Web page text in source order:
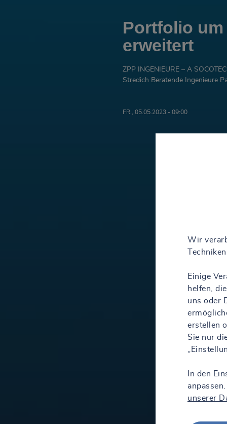
Portfolio
erweitert
ZPP INGENIEURE – A
Stredich Beratende Ingenieure
FR., 05.05.2023 - 09:00
Wir
Einige
helfen,
uns oder
erstellen
Sie nur
In den
unserer